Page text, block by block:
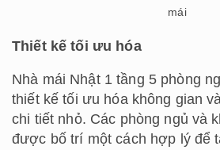
mái
Thiết kế tối ưu hóa
Nhà mái Nhật 1 tầng 5 phòng
thiết kế tối ưu hóa không gian
chi tiết nhỏ. Các phòng ngủ và
được bố trí một cách hợp lý để